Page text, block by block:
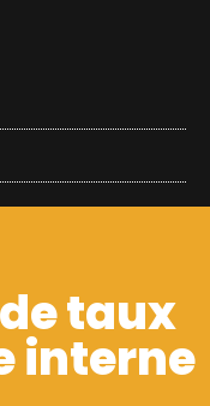
taux
interne